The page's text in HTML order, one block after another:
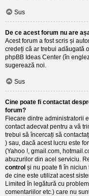
Sus
De ce acest forum nu are
Acest forum a fost scris și
credeți că ar trebui adăugată
phpBB Ideas Center (în
sugerează noi.
Sus
Cine poate fi contactat
forum?
Fiecare dintre administratorii
contact adecvat pentru a vă
trebui să încercați să
) sau, dacă acest lucru este
(Yahoo !, gmail.com,
abuzurilor din acel serviciu.
control și nu poate fi în
de cine este utilizat acest
Limited în legătură cu
comentariilor etc.) care nu